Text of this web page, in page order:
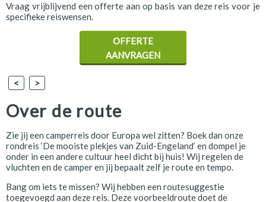
< >
Over de route
Zie jij een camperreis door Europa wel zitten? Boek dan onze
rondreis ‘De mooiste plekjes van Zuid-Engeland’ en dompel je
onder in een andere cultuur heel dicht bij huis! Wij regelen de
vluchten en de camper en jij bepaalt zelf je route en tempo.
Bang om iets te missen? Wij hebben een routesuggestie
toegevoegd aan deze reis. Deze voorbeeldroute doet de
Vraag vrijblijvend een offerte aan op basis van deze reis voor je
specifieke reiswensen.
OFFERTE
AANVRAGEN